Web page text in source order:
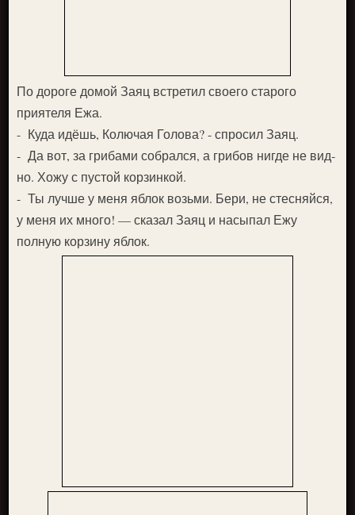
По дороге домой Заяц встретил своего старого
приятеля Ежа.
- Куда идёшь, Колючая Голова? - спросил Заяц.
- Да вот, за грибами собрался, а грибов нигде не вид­
но. Хожу с пустой корзинкой.
- Ты лучше у меня яблок возьми. Бери, не стесняйся,
у меня их много! — сказал Заяц и насыпал Ежу
полную корзину яблок.